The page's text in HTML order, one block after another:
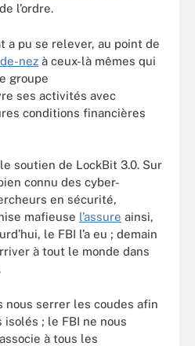
l’ordre.
a pu se relever, au point de
nez à ceux-là mêmes qui
groupe
ses activités avec
conditions financières
soutien de LockBit 3.0. Sur
connu des cyber-
en sécurité,
mafieuse l’assure ainsi,
le FBI l’a eu ; demain
à tout le monde dans
nous serrer les coudes afin
; le FBI ne nous
à tous les